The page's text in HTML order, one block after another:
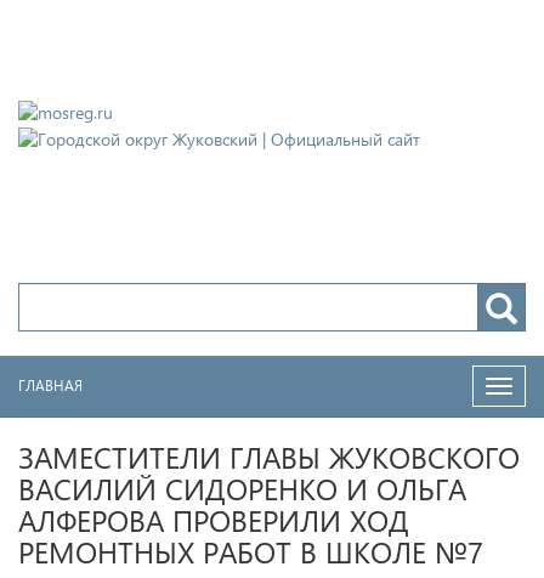
ГЛАВНАЯ
ЗАМЕСТИТЕЛИ ГЛАВЫ ЖУКОВСКОГО
ВАСИЛИЙ СИДОРЕНКО И ОЛЬГА
АЛФЕРОВА ПРОВЕРИЛИ ХОД
РЕМОНТНЫХ РАБОТ В ШКОЛЕ №7